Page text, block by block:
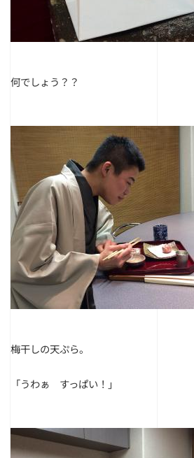
何でしょう？？
梅干しの天ぷら。
「うわぁ すっぱい！」